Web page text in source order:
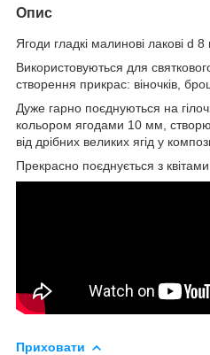
Опис
Ягоди гладкі малинові лакові d
Використовуються для
створення прикрас: віночків,
Дуже гарно поєднуються на
кольором ягодами 10 мм,
від дрібних великих ягід у
Прекрасно поєднується з
Приховати